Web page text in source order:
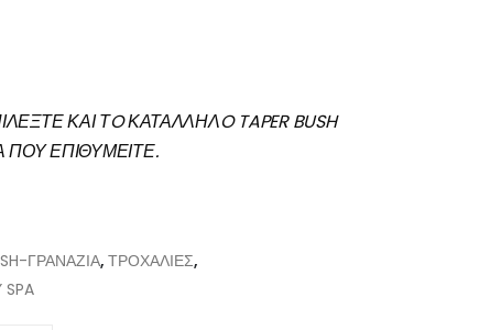
ΚΑΙ ΤO ΚΑΤΑΛΛΗΛO TAPER BUSH
ΕΠΙΘΥΜΕΙΤΕ.
ΓΡΑΝΑΖΙΑ, ΤΡΟΧΑΛΙΕΣ,